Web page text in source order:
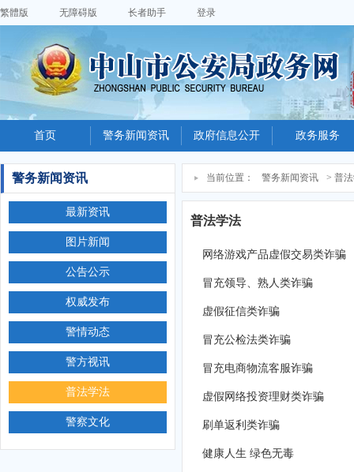
繁體版 无障碍版 长者助手 登录
首页 警务新闻资讯 政府信息公开 政务服务
警务新闻资讯
最新资讯
图片新闻
公告公示
权威发布
警情动态
警方视讯
普法学法
警察文化
当前位置： 警务新闻资讯 > 普
普法学法
网络游戏产品虚假交易类诈骗
冒充领导、熟人类诈骗
虚假征信类诈骗
冒充公检法类诈骗
冒充电商物流客服诈骗
虚假网络投资理财类诈骗
刷单返利类诈骗
健康人生 绿色无毒